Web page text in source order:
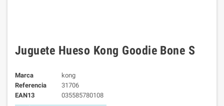
Juguete Hueso Kong Goodie Bone S
Marca
kong
Referencia
31706
EAN13
035585780108